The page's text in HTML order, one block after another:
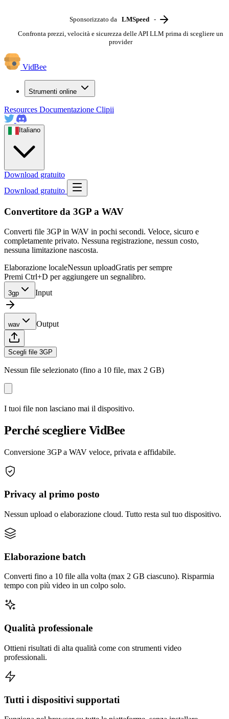
Sponsorizzato da LMSpeed
-
Confronta prezzi, velocità e sicurezza delle API LLM prima di scegliere un
provider
VidBee
Strumenti online
Resources Documentazione Clipii
Italiano
Download gratuito
Download gratuito
Convertitore da 3GP a WAV
Converti file 3GP in WAV in pochi secondi. Veloce, sicuro e
completamente privato. Nessuna registrazione, nessun costo,
nessuna limitazione nascosta.
Elaborazione localeNessun uploadGratis per sempre
Premi Ctrl+D per aggiungere un segnalibro.
3gp Input
wav Output
Scegli file 3GP
Nessun file selezionato (fino a 10 file, max 2 GB)
I tuoi file non lasciano mai il dispositivo.
Perché scegliere VidBee
Conversione 3GP a WAV veloce, privata e affidabile.
Privacy al primo posto
Nessun upload o elaborazione cloud. Tutto resta sul tuo dispositivo.
Elaborazione batch
Converti fino a 10 file alla volta (max 2 GB ciascuno). Risparmia
tempo con più video in un colpo solo.
Qualità professionale
Ottieni risultati di alta qualità come con strumenti video
professionali.
Tutti i dispositivi supportati